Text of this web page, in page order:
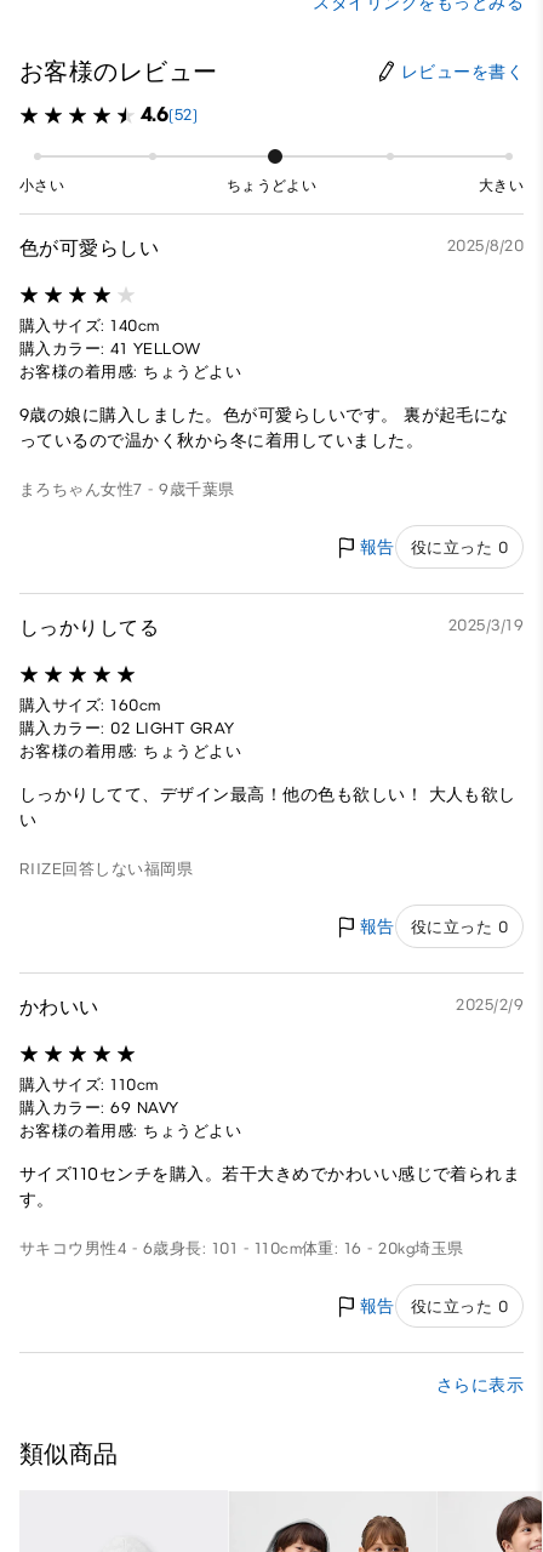
お客様のレビュー レビューを書く
4.6(52)
小さい ちょうどよい 大きい
色が可愛らしい 2025/8/20
購入サイズ: 140cm
購入カラー: 41 YELLOW
お客様の着用感: ちょうどよい
9歳の娘に購入しました。色が可愛らしいです。 裏が起毛にな
っているので温かく秋から冬に着用していました。
まろちゃん女性7 - 9歳千葉県
報告 役に立った 0
しっかりしてる 2025/3/19
購入サイズ: 160cm
購入カラー: 02 LIGHT GRAY
お客様の着用感: ちょうどよい
しっかりしてて、デザイン最高！他の色も欲しい！ 大人も欲し
い
RIIZE回答しない福岡県
報告 役に立った 0
かわいい 2025/2/9
購入サイズ: 110cm
購入カラー: 69 NAVY
お客様の着用感: ちょうどよい
サイズ110センチを購入。若干大きめでかわいい感じで着られま
す。
サキコウ 男性4 - 6歳身長: 101 - 110cm体重: 16 - 20kg埼玉県
報告 役に立った 0
さらに表示
類似商品